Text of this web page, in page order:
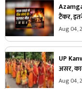
टैंकर,
पुलिस
Aug 04,
UP
असर,
शिव
Aug 04,